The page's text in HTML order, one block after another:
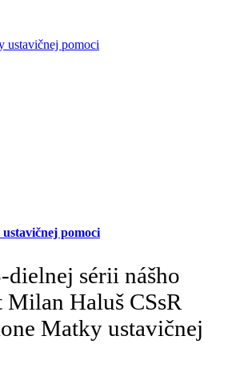
pomoci
sérii nášho
Milan Haluš CSsR
Matky ustavičnej